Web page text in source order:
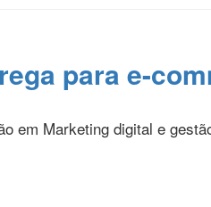
para e-
em Marketing digital e